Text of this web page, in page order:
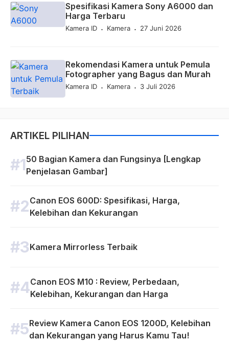
Spesifikasi Kamera Sony A6000 dan
Harga Terbaru
Kamera ID . Kamera . 27 Juni 2026
Rekomendasi Kamera untuk Pemula
Fotographer yang Bagus dan Murah
Kamera ID . Kamera . 3 Juli 2026
ARTIKEL PILIHAN
50 Bagian Kamera dan Fungsinya [Lengkap
Penjelasan Gambar]
Canon EOS 600D: Spesifikasi, Harga,
Kelebihan dan Kekurangan
Kamera Mirrorless Terbaik
Canon EOS M10 : Review, Perbedaan,
Kelebihan, Kekurangan dan Harga
Review Kamera Canon EOS 1200D, Kelebihan
dan Kekurangan yang Harus Kamu Tau!